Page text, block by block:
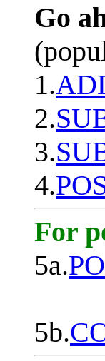
Go
1.
2.
3.
4.
For
5a.
5b.